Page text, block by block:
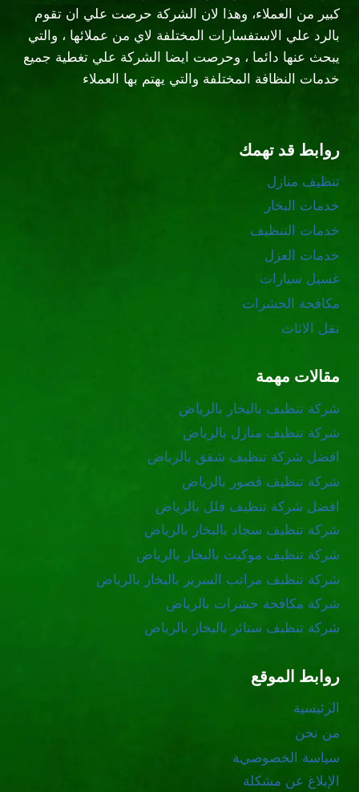
كبير من العملاء، وهذا لان الشركة حرصت علي ان تقوم
بالرد علي الاستفسارات المختلفة لاي من عملائها ، والتي
يبحث عنها دائما ، وحرصت ايضا الشركة علي تغطية جميع
خدمات النظافة المختلفة والتي يهتم بها العملاء
روابط قد تهمك
تنظيف منازل
خدمات البخار
خدمات التنظيف
خدمات العزل
غسيل سيارات
مكافحة الحشرات
نقل الاثاث
مقالات مهمة
شركة تنظيف بالبخار بالرياض
شركة تنظيف منازل بالرياض
افضل شركة تنظيف شقق بالرياض
شركة تنظيف قصور بالرياض
افضل شركة تنظيف فلل بالرياض
شركة تنظيف سجاد بالبخار بالرياض
شركة تنظيف موكيت بالبخار بالرياض
شركة تنظيف مراتب السرير بالبخار بالرياض
شركة مكافحة حشرات بالرياض
شركة تنظيف ستائر بالبخار بالرياض
روابط الموقع
الرئيسية
من نحن
سياسة الخصوصية
الإبلاغ عن مشكلة